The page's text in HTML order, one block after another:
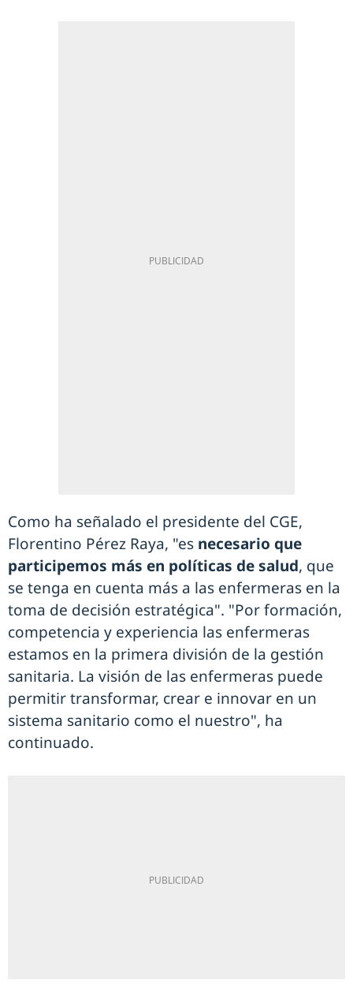
Como ha señalado el presidente del CGE,
Florentino Pérez Raya, "es necesario que
participemos más en políticas de salud, que
se tenga en cuenta más a las enfermeras en la
toma de decisión estratégica". "Por formación,
competencia y experiencia las enfermeras
estamos en la primera división de la gestión
sanitaria. La visión de las enfermeras puede
permitir transformar, crear e innovar en un
sistema sanitario como el nuestro", ha
continuado.